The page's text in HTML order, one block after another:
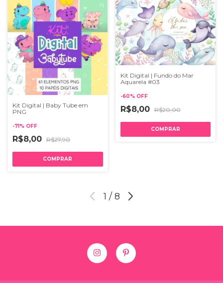
Kit Digital | Baby Tube em
PNG
-71% OFF
R$8,00 R$27,90
Kit Digital | Fundo do Mar
Aquarela #03
-60% OFF
R$8,00 R$20,00
1 / 8